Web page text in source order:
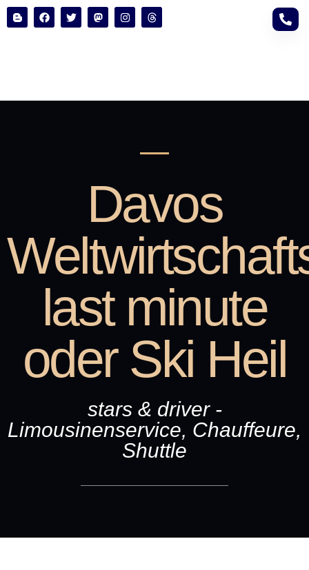
Davos
last minute
oder Ski Heil
stars & driver -
Limousinenservice, Chauffeure,
Shuttle